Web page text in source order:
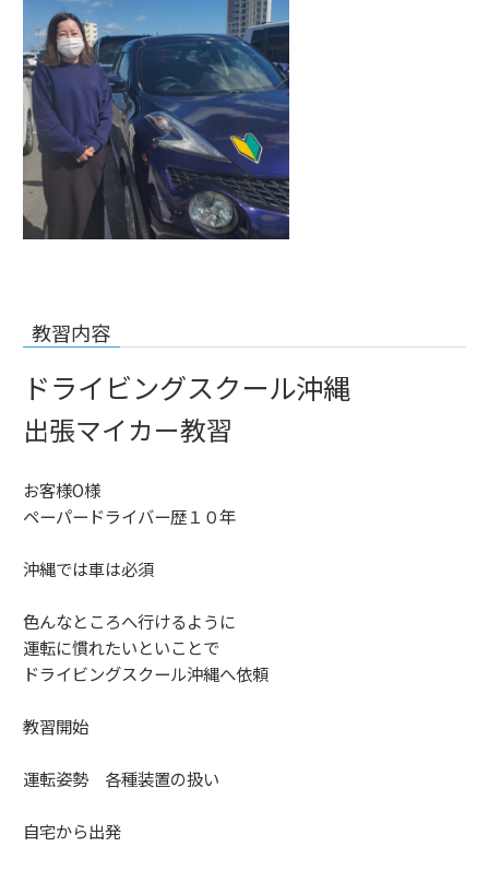
教習内容
ドライビングスクール沖縄
出張マイカー教習
お客様O様
ペーパードライバー歴１０年
沖縄では車は必須
色んなところへ行けるように
運転に慣れたいといことで
ドライビングスクール沖縄へ依頼
教習開始
運転姿勢 各種装置の扱い
自宅から出発